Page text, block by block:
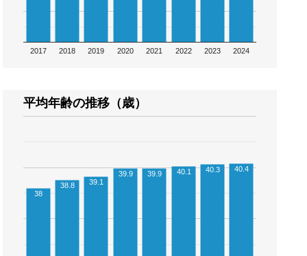
2017 2018 2019 2020 2021 2022 2023 2024
平均年齢の推移（歳）
38
38.8 39.1
39.9 39.9 40.1 40.3 40.4